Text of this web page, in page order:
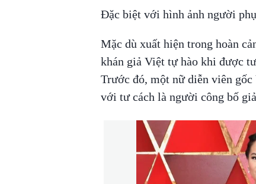
Đặc biệt với hình ảnh người
Mặc dù xuất hiện trong hoàn
khán giả Việt tự hào khi được
Trước đó, một nữ diễn viên
với tư cách là người công bố